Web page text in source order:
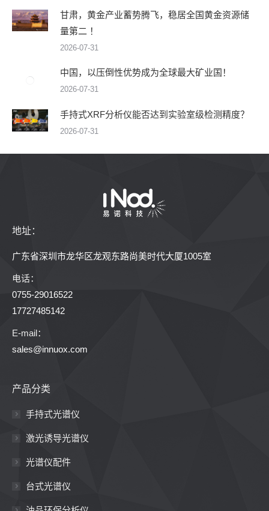
甘肃，黄金产业蓄势腾飞，稳居全国黄金资源储
量第二 ！
2026-07-31
中国，以压倒性优势成为全球最大矿业国！
2026-07-31
手持式XRF分析仪能否达到实验室级检测精度？
2026-07-31
地址：
广东省深圳市龙华区龙观东路尚美时代大厦1005室
电话：
0755-29016522
17727485142
E-mail：
sales@innuox.com
产品分类
手持式光谱仪
激光诱导光谱仪
光谱仪配件
台式光谱仪